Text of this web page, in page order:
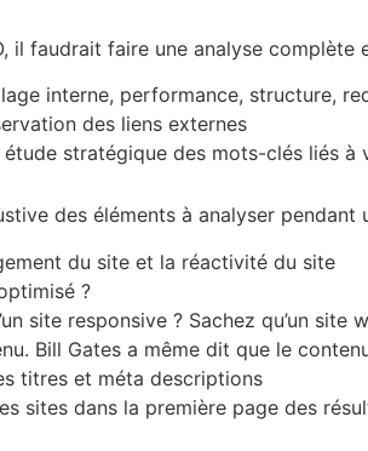
il faudrait faire une analyse
interne, performance, structure,
des liens externes
stratégique des mots-clés liés
des éléments à analyser pendant
du site et la réactivité du site
?
site responsive ? Sachez qu’un
Bill Gates a même dit que le contenu
titres et méta descriptions
sites dans la première page des